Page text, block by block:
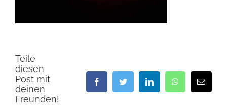
Teile
diesen
Post mit
deinen
Freunden!
FacebookTwitter LinkedIn WhatsApp
E-
Mail